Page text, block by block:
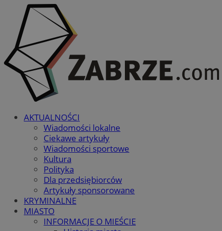
AKTUALNOŚCI
Wiadomości lokalne
Ciekawe artykuły
Wiadomości sportowe
Kultura
Polityka
Dla przedsiębiorców
Artykuły sponsorowane
KRYMINALNE
MIASTO
INFORMACJE O MIEŚCIE